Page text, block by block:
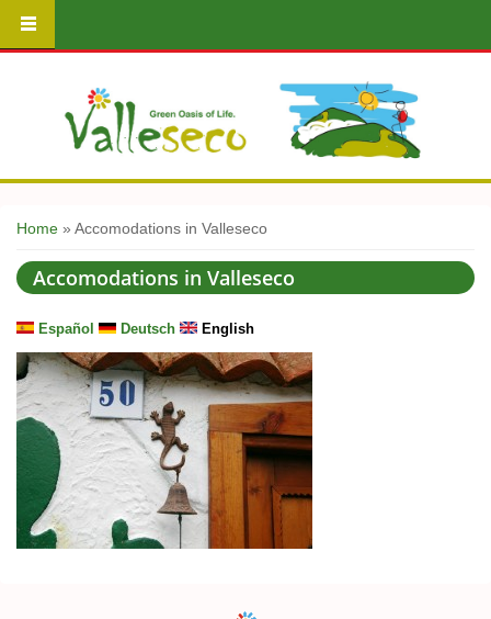
You are here
Home » Accomodations in Valleseco
Accomodations in Valleseco
Español Deutsch English